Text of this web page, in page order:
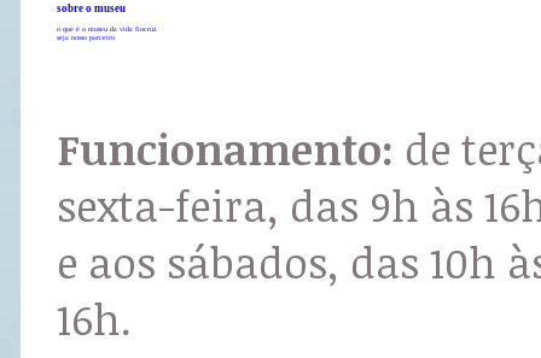
sobre o museu
o que é o museu da vida fiocruz
seja nosso parceiro
Funcionamento: de
sexta-feira, das 9h às
e aos sábados, das 10h
16h.